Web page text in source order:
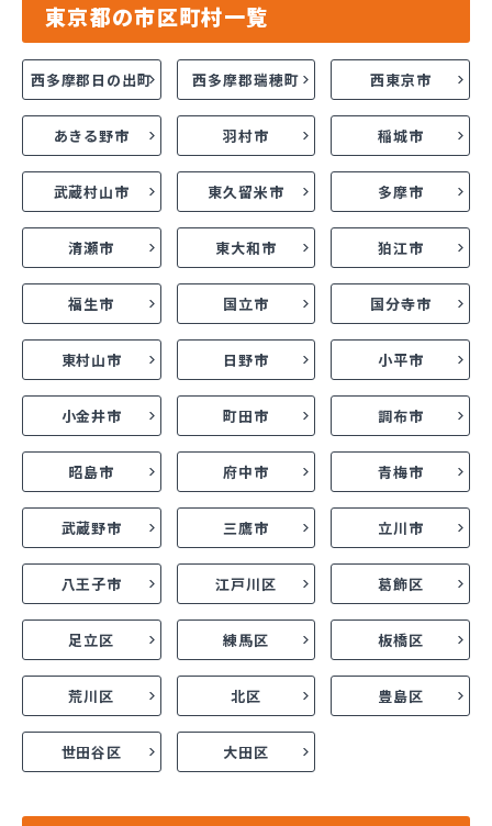
東京都の市区町村一覧
西多摩郡日の出町 西多摩郡瑞穂町 西東京市
あきる野市 羽村市 稲城市
武蔵村山市 東久留米市 多摩市
清瀬市 東大和市 狛江市
福生市 国立市 国分寺市
東村山市 日野市 小平市
小金井市 町田市 調布市
昭島市 府中市 青梅市
武蔵野市 三鷹市 立川市
八王子市 江戸川区 葛飾区
足立区 練馬区 板橋区
荒川区 北区 豊島区
世田谷区 大田区